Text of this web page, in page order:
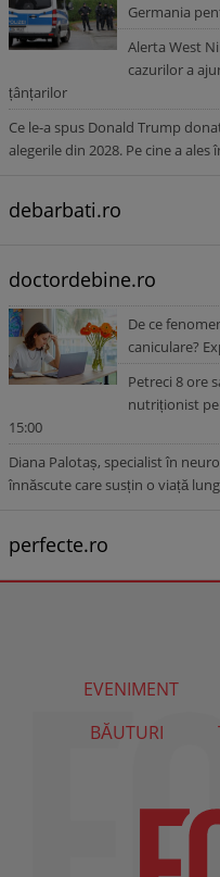
Germania
Alerta West
cazurilor a
țânțarilor
Ce le-a spus Donald Trump
alegerile din 2028. Pe cine a ales
debarbati.ro
doctordebine.ro
De ce
caniculare?
Petreci 8 ore
nutriționist
15:00
Diana Palotaș, specialist în
înnăscute care susțin o viață
perfecte.ro
EVENIMENT
BĂUTURI